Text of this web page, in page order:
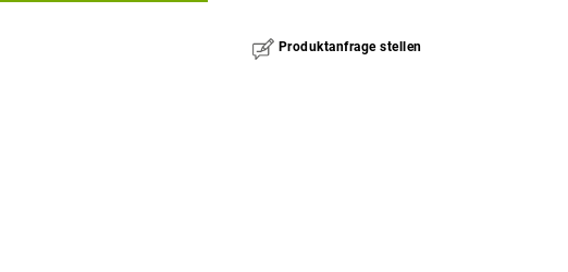
Produktanfrage stellen